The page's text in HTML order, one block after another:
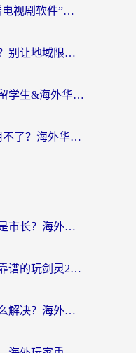
海外党必看：选对“海外看电视剧软件”，再也不用愁国内剧刷不了
国外如何听国内音乐软件？别让地域限制，断了你的中文歌单
海外哪里能看奥运直播？留学生&海外华人必看的体育赛事观赛终极指南
12123交管在国外怎么使用不了？海外华人必看的无缝访问国内资源指南
意大利怎么玩模拟城市我是市长？海外党国服游戏加速终极攻略（附三国3量子特攻解决办法）
人在海外，如何选择一款靠谱的玩剑灵2加速器？
国外玩灌篮高手延迟高怎么解决？海外玩家国服游戏加速终极指南